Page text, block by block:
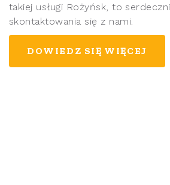
takiej usługi Rożyńsk, to
skontaktowania się z nami.
DOWIEDZ SIĘ WIĘCEJ